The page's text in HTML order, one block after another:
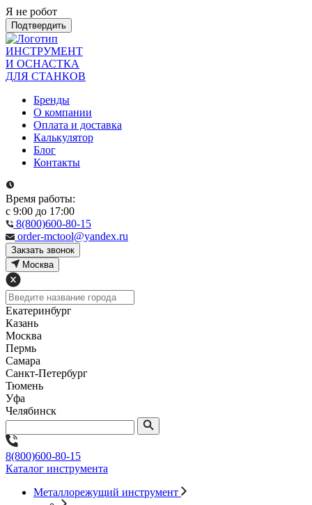
Я не робот
Подтвердить
ИНСТРУМЕНТ
И ОСНАСТКА
ДЛЯ СТАНКОВ
Бренды
О компании
Оплата и доставка
Калькулятор
Блог
Контакты
Время работы:
с 9:00 до 17:00
8(800)600-80-15
order-mctool@yandex.ru
Закзать звонок
Москва
Екатеринбург
Казань
Москва
Пермь
Самара
Санкт-Петербург
Тюмень
Уфа
Челябинск
8(800)600-80-15
Каталог инструмента
Металлорежущий инструмент